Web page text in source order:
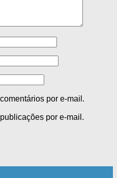
por e-mail.
por e-mail.